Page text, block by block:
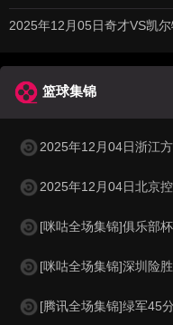
2025年12月05日奇才VS凯
篮球集锦
2025年12月04日浙江方兴
2025年12月04日北京
[咪咕全场集锦]俱乐部杯-山西拒绝
[咪咕全场集锦]深圳险胜新疆
[腾讯全场集锦]绿军45分狂胜奇才